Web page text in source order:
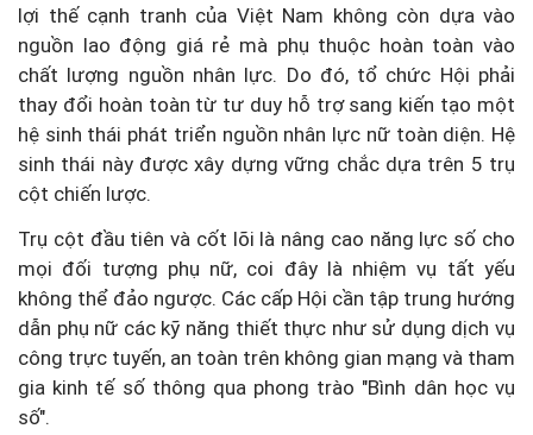
lợi thế cạnh tranh của Việt Nam không còn dựa vào
nguồn lao động giá rẻ mà phụ thuộc hoàn toàn vào
chất lượng nguồn nhân lực. Do đó, tổ chức Hội phải
thay đổi hoàn toàn từ tư duy hỗ trợ sang kiến tạo một
hệ sinh thái phát triển nguồn nhân lực nữ toàn diện. Hệ
sinh thái này được xây dựng vững chắc dựa trên 5 trụ
cột chiến lược.
Trụ cột đầu tiên và cốt lõi là nâng cao năng lực số cho
mọi đối tượng phụ nữ, coi đây là nhiệm vụ tất yếu
không thể đảo ngược. Các cấp Hội cần tập trung hướng
dẫn phụ nữ các kỹ năng thiết thực như sử dụng dịch vụ
công trực tuyến, an toàn trên không gian mạng và tham
gia kinh tế số thông qua phong trào "Bình dân học vụ
số".